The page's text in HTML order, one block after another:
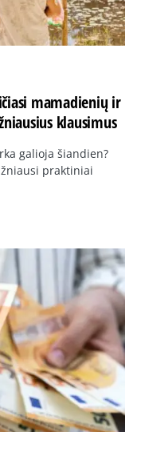
mamadienių ir
klausimus
galioja šiandien?
praktiniai